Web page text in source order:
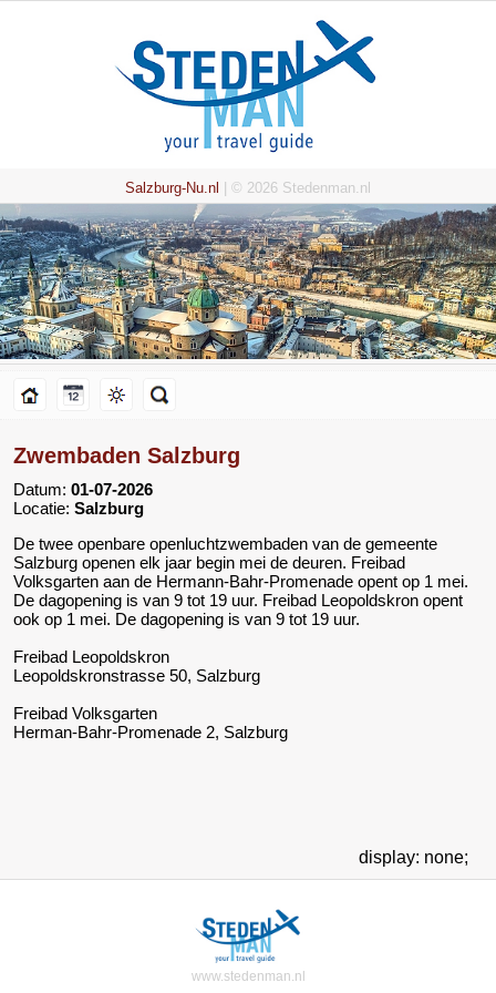
Salzburg-Nu.nl | © 2026 Stedenman.nl
Zwembaden Salzburg
Datum: 01-07-2026
Locatie: Salzburg
De twee openbare openluchtzwembaden van de gemeente
Salzburg openen elk jaar begin mei de deuren. Freibad
Volksgarten aan de Hermann-Bahr-Promenade opent op 1 mei.
De dagopening is van 9 tot 19 uur. Freibad Leopoldskron opent
ook op 1 mei. De dagopening is van 9 tot 19 uur.
Freibad Leopoldskron
Leopoldskronstrasse 50, Salzburg
Freibad Volksgarten
Herman-Bahr-Promenade 2, Salzburg
display: none;
www.stedenman.nl